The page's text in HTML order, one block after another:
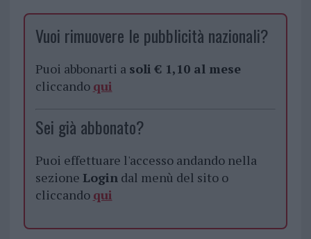
Vuoi rimuovere le pubblicità nazionali?
Puoi abbonarti a soli € 1,10 al mese
cliccando qui
Sei già abbonato?
Puoi effettuare l'accesso andando nella
sezione Logindal menù del sito o
cliccando qui